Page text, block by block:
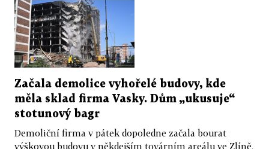
Začala demolice vyhořelé budovy, kde
měla sklad firma Vasky. Dům „ukusuje“
stotunový bagr
Demoliční firma v pátek dopoledne začala bourat
výškovou budovu v někdejším továrním areálu ve Zlíně,